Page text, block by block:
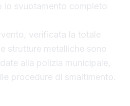
lo svuotamento completo
verificata la totale
strutture metalliche sono
alla polizia municipale,
procedure di smaltimento.